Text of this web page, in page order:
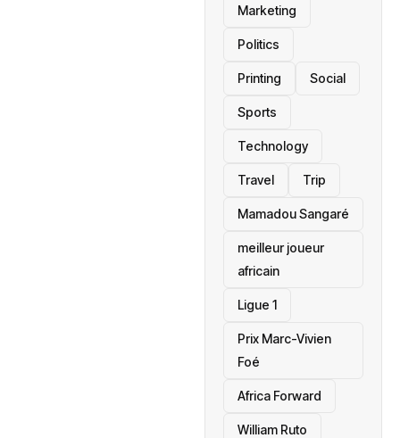
Marketing
Politics
Printing Social
Sports
Technology
Travel Trip
Mamadou Sangaré
meilleur joueur
africain
Ligue 1
Prix Marc-Vivien
Foé
‎Africa Forward
William Ruto